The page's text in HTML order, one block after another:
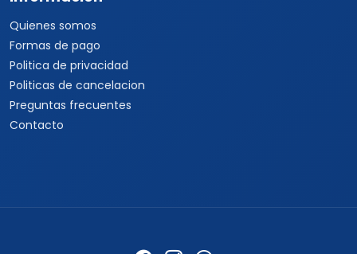
Quienes somos
Formas de pago
Politica de privacidad
Politicas de cancelacion
Preguntas frecuentes
Contacto